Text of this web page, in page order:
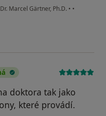
Marcel Gärtner, Ph.D. • •
doktora tak jako
které provádí.